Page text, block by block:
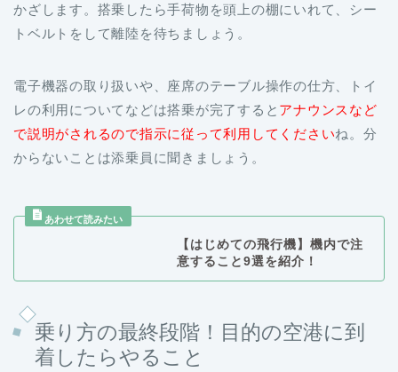
かざします。搭乗したら手荷物を頭上の棚にいれて、シー
トベルトをして離陸を待ちましょう。
電子機器の取り扱いや、座席のテーブル操作の仕方、トイ
レの利用についてなどは搭乗が完了すると アナウンスなど
で説明がされるので指示に従って利用してくださいね。分
からないことは添乗員に聞きましょう。
【はじめての飛行機】機内で注
意すること9選を紹介！
乗り方の最終段階！目的の空港に到
着したらやること